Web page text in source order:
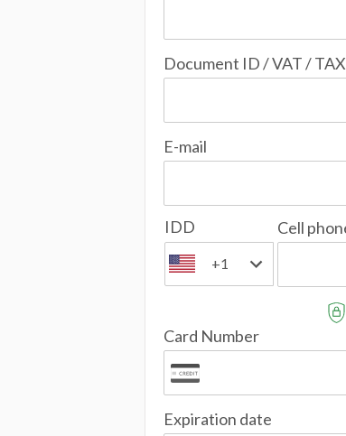
Document ID / VAT /
E-mail
IDD
+1
Cell
Card Number
Expiration date